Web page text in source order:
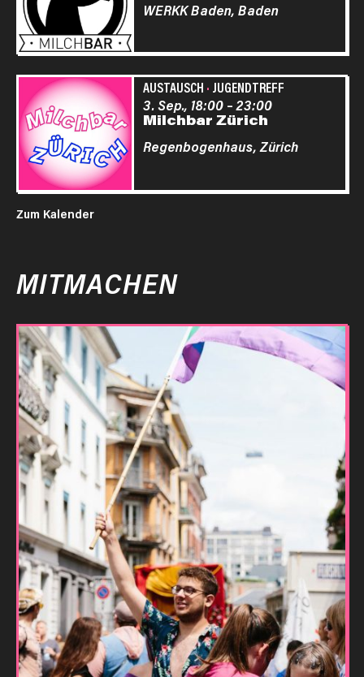
WERKK Baden, Baden
AUSTAUSCH · JUGENDTREFF
Milchbar Zürich
3. Sep., 18:00–23:00
Regenbogenhaus, Zürich
Zum Kalender
MITMACHEN